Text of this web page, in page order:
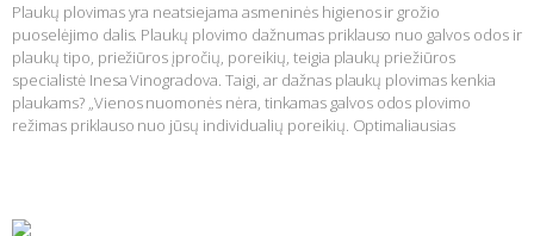
Plaukų plovimas yra neatsiejama asmeninės higienos ir grožio
puoselėjimo dalis. Plaukų plovimo dažnumas priklauso nuo galvos odos ir
plaukų tipo, priežiūros įpročių, poreikių, teigia plaukų priežiūros
specialistė Inesa Vinogradova. Taigi, ar dažnas plaukų plovimas kenkia
plaukams? „Vienos nuomonės nėra, tinkamas galvos odos plovimo
režimas priklauso nuo jūsų individualių poreikių. Optimaliausias